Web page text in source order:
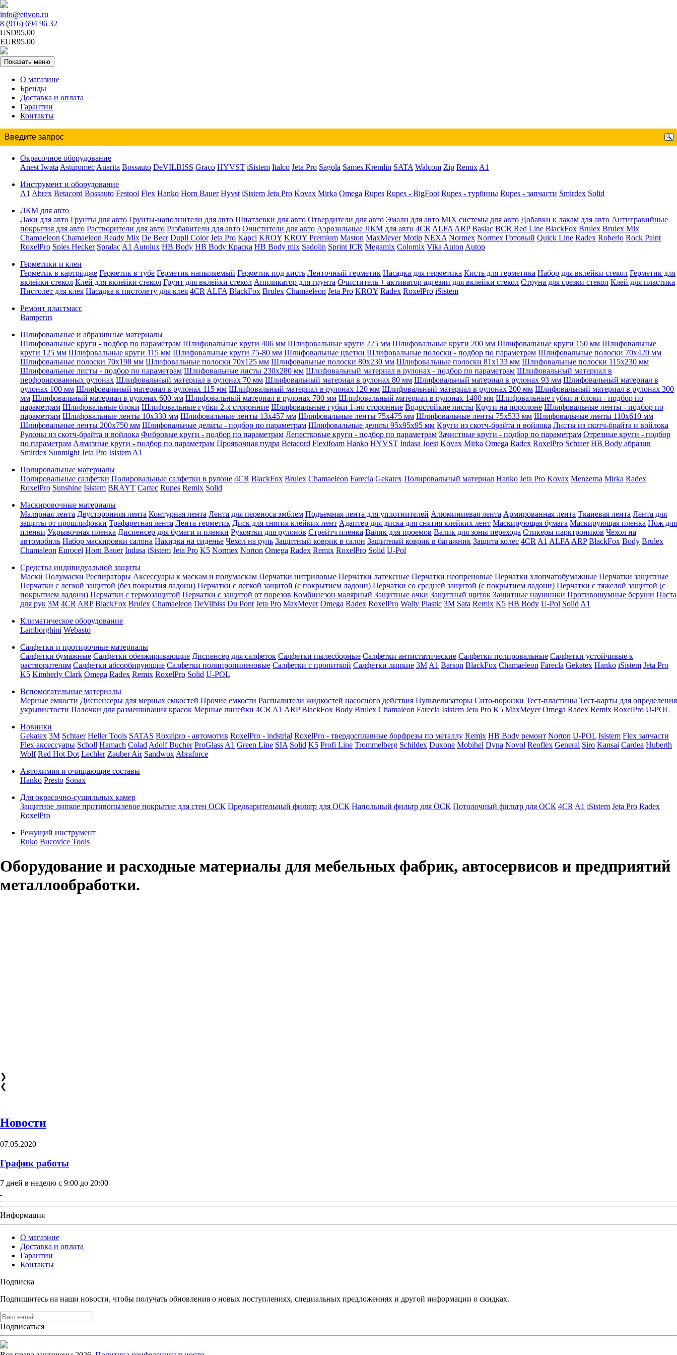
info@etivon.ru
8 (916) 694 96 32
USD95.00
EUR95.00
Показать меню
О магазине
Бренды
Доставка и оплата
Гарантии
Контакты
Окрасочное оборудование
Anest Iwata Asturomec Auarita Bossauto DeVILBISS Graco HYVST iSistem Italco Jeta Pro Sagola Sames Kremlin SATA Walcom Zip Remix A1
Инструмент и оборудование
A1 Abrex Betacord Bossauto Festool Flex Hanko Horn Bauer Hyvst iSistem Jeta Pro Kovax Mirka Omega Rupes Rupes - BigFoot Rupes - турбины Rupes - запчасти Smirdex Solid
ЛКМ для авто
Лаки для авто Грунты для авто Грунты-наполнители для авто Шпатлевки для авто Отвердители для авто Эмали для авто MIX системы для авто Добавки к лакам для авто Антигравийные
покрытия для авто Растворители для авто Разбавители для авто Очистители для авто Аэрозольные ЛКМ для авто 4CR ALFA ARP Baslac BCR Red Line BlackFox Brulex Brulex Mix
Chamaeleon Chamaeleon Ready Mix De Beer Dupli Color Jeta Pro Kapci KROY KROY Premium Maston MaxMeyer Motip NEXA Normex Normex Готовый Quick Line Radex Roberlo Rock Paint
RoxelPro Spies Hecker Spralac A1 Autolux HB Body HB Body Краска HB Body mix Sadolin Sprint ICR Megamix Colomix Vika Auton Autop
Герметики и клеи
Герметик в картридже Герметик в тубе Герметик напыляемый Герметик под кисть Ленточный герметик Насадка для герметика Кисть для герметика Набор для вклейки стекол Герметик для
вклейки стекол Клей для вклейки стекол Грунт для вклейки стекол Аппликатор для грунта Очиститель + активатор адгезии для вклейки стекол Струна для срезки стекол Клей для пластика
Пистолет для клея Насадка к пистолету для клея 4CR ALFA BlackFox Brulex Chamaeleon Jeta Pro KROY Radex RoxelPro iSistem
Ремонт пластмасс
Bamperus
Шлифовальные и абразивные материалы
Шлифовальные круги - подбор по параметрам Шлифовальные круги 406 мм Шлифовальные круги 225 мм Шлифовальные круги 200 мм Шлифовальные круги 150 мм Шлифовальные
круги 125 мм Шлифовальные круги 115 мм Шлифовальные круги 75-80 мм Шлифовальные цветки Шлифовальные полоски - подбор по параметрам Шлифовальные полоски 70x420 мм
Шлифовальные полоски 70x198 мм Шлифовальные полоски 70x125 мм Шлифовальные полоски 80x230 мм Шлифовальные полоски 81x133 мм Шлифовальные полоски 115x230 мм
Шлифовальные листы - подбор по параметрам Шлифовальные листы 230x280 мм Шлифовальный материал в рулонах - подбор по параметрам Шлифовальный материал в
перфорированных рулонах Шлифовальный материал в рулонах 70 мм Шлифовальный материал в рулонах 80 мм Шлифовальный материал в рулонах 93 мм Шлифовальный материал в
рулонах 100 мм Шлифовальный материал в рулонах 115 мм Шлифовальный материал в рулонах 120 мм Шлифовальный материал в рулонах 200 мм Шлифовальный материал в рулонах 300
мм Шлифовальный материал в рулонах 600 мм Шлифовальный материал в рулонах 700 мм Шлифовальный материал в рулонах 1400 мм Шлифовальные губки и блоки - подбор по
параметрам Шлифовальные блоки Шлифовальные губки 2-х сторонние Шлифовальные губки 1-но сторонние Водостойкие листы Круги на поролоне Шлифовальные ленты - подбор по
параметрам Шлифовальные ленты 10x330 мм Шлифовальные ленты 13x457 мм Шлифовальные ленты 75x475 мм Шлифовальные ленты 75x533 мм Шлифовальные ленты 110x610 мм
Шлифовальные ленты 200x750 мм Шлифовальные дельты - подбор по параметрам Шлифовальные дельты 95x95x95 мм Круги из скотч-брайта и войлока Листы из скотч-брайта и войлока
Рулоны из скотч-брайта и войлока Фибровые круги - подбор по параметрам Лепестковые круги - подбор по параметрам Зачистные круги - подбор по параметрам Отрезные круги - подбор
по параметрам Алмазные круги - подбор по параметрам Проявочная пудра Betacord Flexifoam Hanko HYVST Indasa Joest Kovax Mirka Omega Radex RoxelPro Schtaer HB Body абразив
Smirdex Sunmight Jeta Pro Isistem A1
Полировальные материалы
Полировальные салфетки Полировальные салфетки в рулоне 4CR BlackFox Brulex Chamaeleon Farecla Gekatex Полировальный материал Hanko Jeta Pro Kovax Menzerna Mirka Radex
RoxelPro Sunshine Isistem BRAYT Cartec Rupes Remix Solid
Маскировочные материалы
Малярная лента Двусторонняя лента Контурная лента Лента для переноса эмблем Подъемная лента для уплотнителей Алюминиевая лента Армированная лента Тканевая лента Лента для
защиты от прошлифовки Трафаретная лента Лента-герметик Диск для снятия клейких лент Адаптер для диска для снятия клейких лент Маскирующая бумага Маскирующая пленка Нож для
пленки Укрывочная пленка Диспенсер для бумаги и пленки Рукоятки для рулонов Стрейтч пленка Валик для проемов Валик для зоны перехода Стикеры парктроников Чехол на
автомобиль Набор маскировки салона Накидка на сиденье Чехол на руль Защитный коврик в салон Защитный коврик в багажник Защита колес 4CR A1 ALFA ARP BlackFox Body Brulex
Chamaleon Eurocel Horn Bauer Indasa iSistem Jeta Pro K5 Normex Norton Omega Radex Remix RoxelPro Solid U-Pol
Средства индивидуальной защиты
Маски Полумаски Респираторы Аксессуары к маскам и полумаскам Перчатки нитриловые Перчатки латексные Перчатки неопреновые Перчатки хлопчатобумажные Перчатки защитные
Перчатки с легкой защитой (без покрытия ладони) Перчатки с легкой защитой (с покрытием ладони) Перчатки со средней защитой (с покрытием ладони) Перчатки с тяжелой защитой (с
покрытием ладони) Перчатки с термозащитой Перчатки с защитой от порезов Комбинезон малярный Защитные очки Защитный щиток Защитные наушники Противошумные беруши Паста
для рук 3M 4CR ARP BlackFox Brulex Chamaeleon DeVilbiss Du Pont Jeta Pro MaxMeyer Omega Radex RoxelPro Wally Plastic 3M Sata Remix K5 HB Body U-Pol Solid A1
Климатическое оборудование
Lamborghini Webasto
Салфетки и протирочные материалы
Салфетки бумажные Салфетки обезжиривающие Диспенсер для салфеток Салфетки пылесборные Салфетки антистатические Салфетки полировальные Салфетки устойчивые к
растворителям Салфетки абсорбирующие Салфетки полипропиленовые Салфетки с пропиткой Салфетки липкие 3M A1 Barson BlackFox Chamaeleon Farecla Gekatex Hanko iSistem Jeta Pro
K5 Kimberly Clark Omega Radex Remix RoxelPro Solid U-POL
Вспомогательные материалы
Мерные емкости Диспенсеры для мерных емкостей Прочие емкости Распылители жидкостей насосного действия Пульвелизаторы Сито-воронки Тест-пластины Тест-карты для определения
укрывистости Палочки для размешивания красок Мерные линейки 4CR A1 ARP BlackFox Body Brulex Chamaleon Farecla Isistem Jeta Pro K5 MaxMeyer Omega Radex Remix RoxelPro U-POL
Новинки
Gekatex 3M Schtaer Heller Tools SATAS Roxelpro - автомотив RoxelPro - indstrial RoxelPro - твердосплавные борфрезы по металлу Remix HB Body ремонт Norton U-POL Isistem Flex запчасти
Flex аксессуары Scholl Hamach Colad Adolf Bucher ProGlass A1 Green Line SIA Solid K5 Profi Line Trommelberg Schildex Duxone Mobihel Dyna Novol Reoflex General Siro Kansai Cardea Huberth
Wolf Red Hot Dot Lechler Zauber Air Sandwox Abraforce
Автохимия и очищающие составы
Hanko Presto Sonax
Для окрасочно-сушильных камер
Защитное липкое противопылевое покрытие для стен ОСК Предварительный фильтр для ОСК Напольный фильтр для ОСК Потолочный фильтр для ОСК 4CR A1 iSistem Jeta Pro Radex
RoxelPro
Режущий инструмент
Ruko Bucovice Tools
Оборудование и расходные материалы для мебельных фабрик, автосервисов и предприятий
металлообработки.
❯
❮
Новости
07.05.2020
График работы
7 дней в неделю с 9:00 до 20:00
Информация
О магазине
Доставка и оплата
Гарантии
Контакты
Подписка
Подпишитесь на наши новости, чтобы получать обновления о новых поступлениях, специальных предложениях и другой информации о скидках.
Подписаться